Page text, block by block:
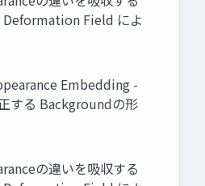
Deformation Field によ
Embedding -
する Backgroundの形
の違いを吸収する